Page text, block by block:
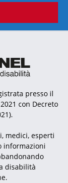
presso il
con Decreto
medici, esperti
informazioni
disabilità